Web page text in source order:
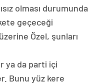
olması durumunda
geçeceği
Özel, şunları
ya da parti içi
Bunu yüz kere